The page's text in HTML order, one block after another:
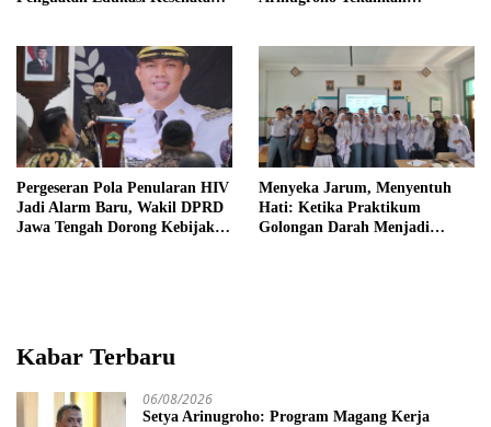
Pergeseran Pola Penularan HIV
Jadi Alarm Baru, Wakil DPRD
Jawa Tengah Dorong Kebijakan
Menyeka Jarum, Menyentuh
Hati: Ketika Praktikum
Golongan Darah Menjadi
Kabar Terbaru
06/08/2026
Setya Arinugroho: Program Magang Kerja